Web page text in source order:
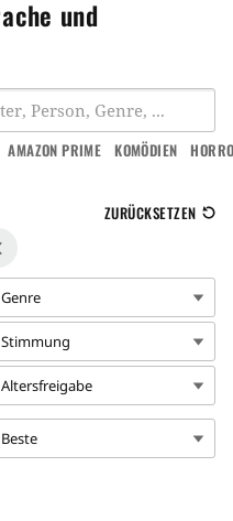
und
AMAZON PRIME KOMÖDIEN
ZURÜCKSETZEN
Genre
Stimmung
Altersfreigabe
Beste